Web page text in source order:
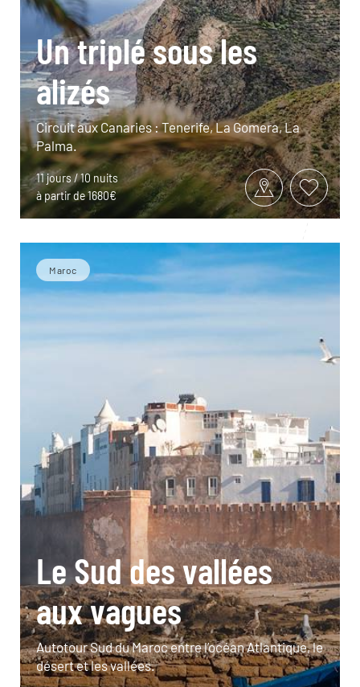
Un triplé sous les
alizés
Circuit aux Canaries : Tenerife, La Gomera, La
Palma.
11 jours / 10 nuits
à partir de 1680€
Maroc
Le Sud des vallées
aux vagues
Autotour Sud du Maroc entre l’océan Atlantique, le
désert et les vallées.